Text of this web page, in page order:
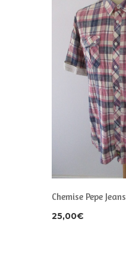
Chemise Pepe Jeans
25,00€